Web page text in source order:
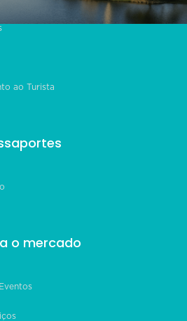
ao Turista
o mercado